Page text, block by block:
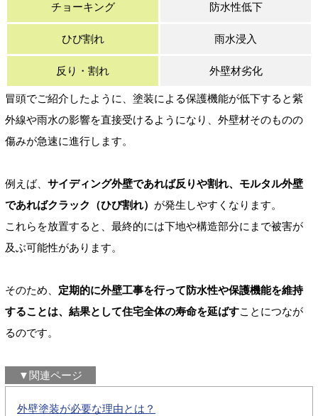
チョーキング 防水性低下
ひび割れ 雨水浸入
反り・割れ 外壁材劣化
冒頭でご紹介したように、塗装による保護機能が低下すると紫
外線や雨水の影響を直接受けるようになり、外壁材そのものの
傷みが急速に進行します。
例えば、 サイディング外壁であれば反りや割れ、モルタル外壁
であればクラック（ひび割れ） が発生しやすくなります。
これらを放置すると、最終的には下地や構造部分にまで被害が
及ぶ可能性があります。
そのため、 定期的に外壁工事を行って防水性や保護機能を維持
することは、結果として住宅全体の寿命を延ばすことにつなが
るのです。
▼関連ページ
外壁塗装が必要な理由とは？